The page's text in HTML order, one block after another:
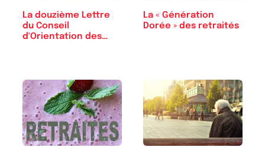
La douzième Lettre
du Conseil
d'Orientation des
La « Génération
Dorée » des retraités